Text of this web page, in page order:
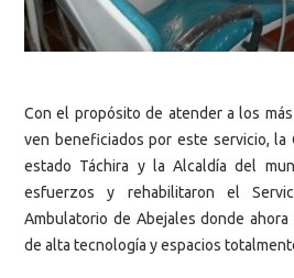
Con el propósito de atender a los
ven beneficiados por este servicio, la
estado Táchira y la Alcaldía del
esfuerzos y rehabilitaron el
Ambulatorio de Abejales donde
de alta tecnología y espacios